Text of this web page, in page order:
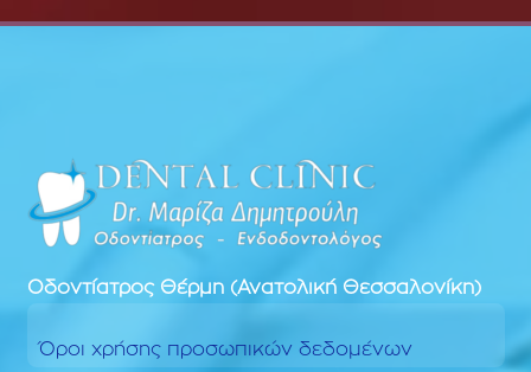
Οδοντίατρος Θέρμη (Ανατολική Θεσσαλονίκη)
Όροι χρήσης προσωπικών δεδομένων